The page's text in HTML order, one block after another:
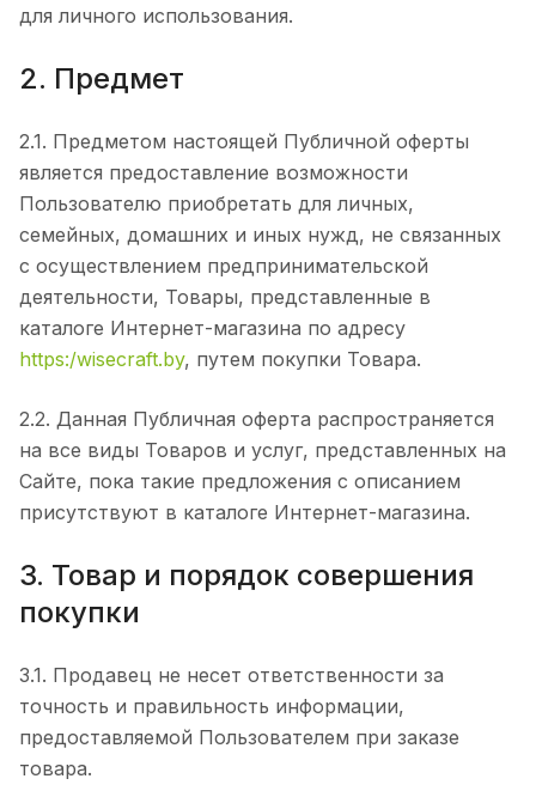
для личного использования.
2. Предмет
2.1. Предметом настоящей Публичной оферты
является предоставление возможности
Пользователю приобретать для личных,
семейных, домашних и иных нужд, не связанных
с осуществлением предпринимательской
деятельности, Товары, представленные в
каталоге Интернет-магазина по адресу
https:/wisecraft.by, путем покупки Товара.
2.2. Данная Публичная оферта распространяется
на все виды Товаров и услуг, представленных на
Сайте, пока такие предложения с описанием
присутствуют в каталоге Интернет-магазина.
3. Товар и порядок совершения
покупки
3.1. Продавец не несет ответственности за
точность и правильность информации,
предоставляемой Пользователем при заказе
товара.